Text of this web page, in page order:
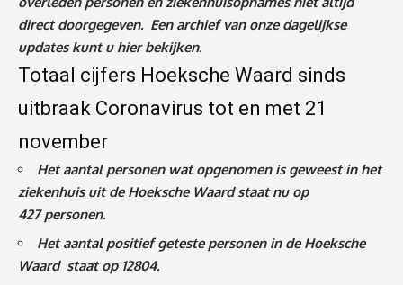
direct doorgegeven. Een archief van onze dagelijkse
updates kunt u hierbekijken.
Totaal cijfers Hoeksche Waard sinds
uitbraak Coronavirus tot en met 21
november
Het aantal personen wat opgenomen is geweest in het
ziekenhuis uit de Hoeksche Waard staat nu op
427personen.
Het aantal positief geteste personen in de Hoeksche
Waard staat op 12804.